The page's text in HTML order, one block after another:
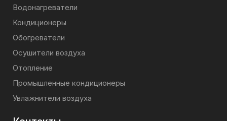
Водонагреватели
Кондиционеры
Обогреватели
Осушители воздуха
Отопление
Промышленные кондиционеры
Увлажнители воздуха